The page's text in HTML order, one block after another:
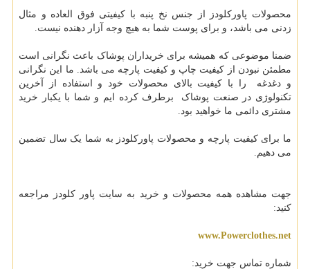
محصولات پاورکلودز از جنس نخ پنبه با کیفیتی فوق العاده و مثال
زدنی می باشد، و برای پوست شما به هیچ وجه آزار دهنده نیست.
ضمنا موضوعی که همیشه برای خریداران پوشاک باعث نگرانی است
مطمئن نبودن از کیفیت چاپ و کیفیت پارچه می باشد. ما این نگرانی
و دغدغه را با کیفیت بالای محصولات خود و استفاده از آخرین
تکنولوژی در صنعت پوشاک برطرف کرده ایم و شما با یکبار خرید
مشتری دائمی ما خواهید بود.
ما برای کیفیت پارچه و محصولات پاورکلودز به شما یک سال تضمین
می دهیم.
جهت مشاهده همه محصولات و خرید به سایت پاور کلودز مراجعه
کنید:
www.Powerclothes.net
شماره تماس جهت خرید: